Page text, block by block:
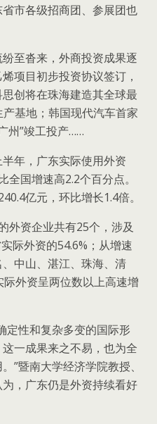
市各级招商团、参展团也
至沓来，外商投资成果逐
项目初步投资协议签订，
创将在珠海建造其全球最
基地；韩国现代汽车首家
州”竣工投产……
年，广东实际使用外资
全国增速高2.2个百分点。
亿元，环比增长1.4倍。
外资企业共有25个，涉及
际外资的54.6%；从增速
中山、湛江、珠海、清
外资呈两位数以上高速增
定性和复杂多变的国际形
一成果来之不易，也为全
”暨南大学经济学院教授、
，广东仍是外资持续看好